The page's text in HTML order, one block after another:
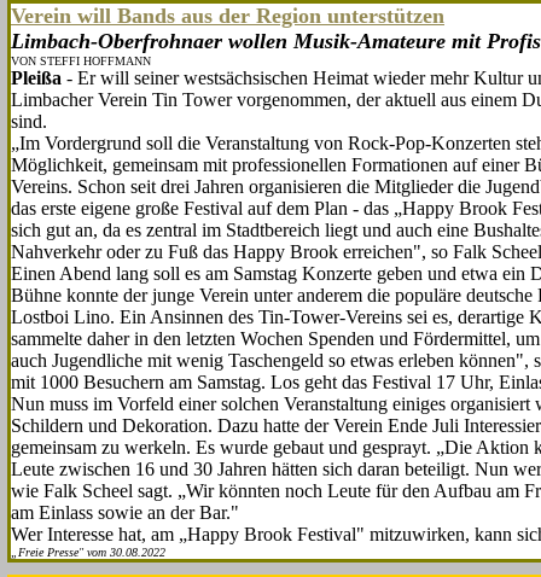
Verein will Bands aus der Region unterstützen
Limbach-Oberfrohnaer wollen Musik-Amateure mit
VON STEFFI HOFFMANN
Pleißa - Er will seiner westsächsischen Heimat wieder mehr Kultur
Limbacher Verein Tin Tower vorgenommen, der aktu­ell aus einem
sind.
„Im Vordergrund soll die Veran­staltung von Rock-Pop-Konzerten
Möglichkeit, gemeinsam mit professionellen For­mationen auf einer
Vereins. Schon seit drei Jahren organisieren die Mitglieder die
das erste eigene große Festival auf dem Plan - das „Happy Brook
sich gut an, da es zen­tral im Stadtbereich liegt und auch eine
Nahverkehr oder zu Fuß das Happy Brook erreichen", so Falk
Einen Abend lang soll es am Samstag Konzerte geben und etwa ein
Bühne konnte der junge Verein unter anderem die populäre
Lostboi Lino. Ein Ansinnen des Tin-Tower-Vereins sei es, derartige
sammelte daher in den letzten Wochen Spenden und Fördermittel,
auch Jugendliche mit wenig Ta­schengeld so etwas erleben können",
mit 1000 Be­suchern am Samstag. Los geht das Festival 17 Uhr,
Nun muss im Vorfeld einer sol­chen Veranstaltung einiges
Schildern und Dekoration. Dazu hatte der Ver­ein Ende Juli
gemeinsam zu werkeln. Es wurde gebaut und gesprayt. „Die
Leute zwischen 16 und 30 Jahren hätten sich daran beteiligt. Nun
wie Falk Scheel sagt. „Wir könnten noch Leute für den Aufbau am
am Einlass sowie an der Bar."
Wer Interesse hat, am „Happy Brook Fes­tival" mitzuwirken, kann
„Freie Presse" vom 30.08.2022